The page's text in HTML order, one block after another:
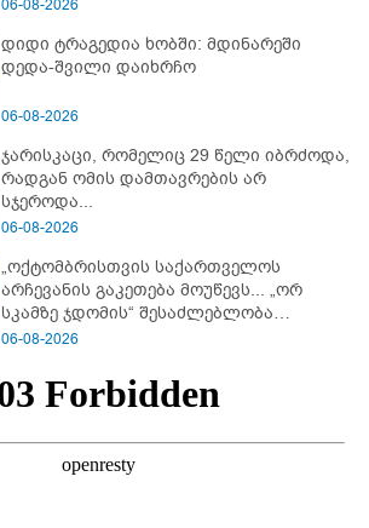
06-08-2026
დიდი ტრაგედია ხობში: მდინარეში
დედა-შვილი დაიხრჩო
06-08-2026
ჯარისკაცი, რომელიც 29 წელი იბრძოდა,
რადგან ომის დამთავრების არ
სჯეროდა...
06-08-2026
„ოქტომბრისთვის საქართველოს
არჩევანის გაკეთება მოუწევს... „ორ
სკამზე ჯდომის“ შესაძლებლობა
შეიძლება დასრულდეს“ - მირიან
06-08-2026